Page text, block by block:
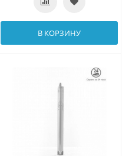
В КОРЗИНУ